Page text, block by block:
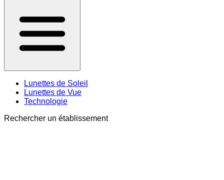
Lunettes de Soleil
Lunettes de Vue
Technologie
Rechercher un établissement